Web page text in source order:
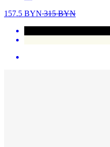
157.5 BYN315BYN